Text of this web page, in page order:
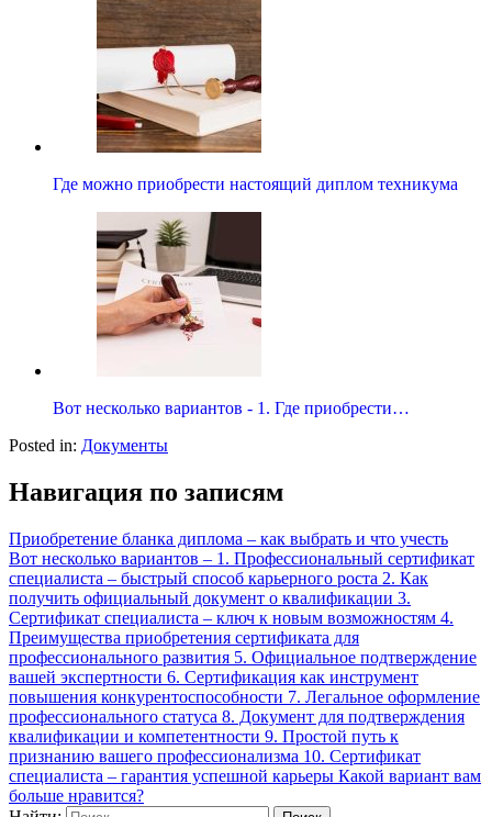
Где можно приобрести настоящий диплом техникума
Вот несколько вариантов - 1. Где приобрести…
Posted in: Документы
Навигация по записям
Приобретение бланка диплома – как выбрать и что учесть
Вот несколько вариантов – 1. Профессиональный сертификат
специалиста – быстрый способ карьерного роста 2. Как
получить официальный документ о квалификации 3.
Сертификат специалиста – ключ к новым возможностям 4.
Преимущества приобретения сертификата для
профессионального развития 5. Официальное подтверждение
вашей экспертности 6. Сертификация как инструмент
повышения конкурентоспособности 7. Легальное оформление
профессионального статуса 8. Документ для подтверждения
квалификации и компетентности 9. Простой путь к
признанию вашего профессионализма 10. Сертификат
специалиста – гарантия успешной карьеры Какой вариант вам
больше нравится?